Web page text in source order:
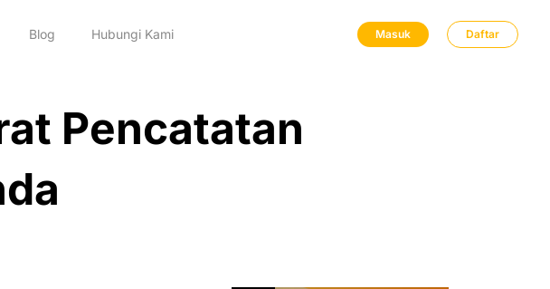
Blog Hubungi Kami Masuk Daftar
Pencatatan